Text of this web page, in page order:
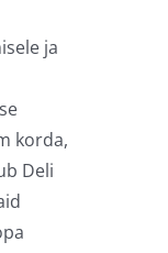
ja
korda,
Deli